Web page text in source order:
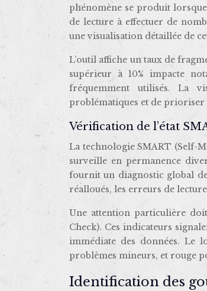
phénomène se produit
de lecture à effectuer de
une visualisation détaillée de
L’outil affiche un taux de
supérieur à 10% impacte
fréquemment utilisés. La
problématiques et de prioriser
Vérification de l’état
La technologie SMART (Self-
surveille en permanence
fournit un diagnostic global
réalloués, les erreurs de
Une attention particulière
Check). Ces indicateurs
immédiate des données. Le
problèmes mineurs, et rouge
Identification des